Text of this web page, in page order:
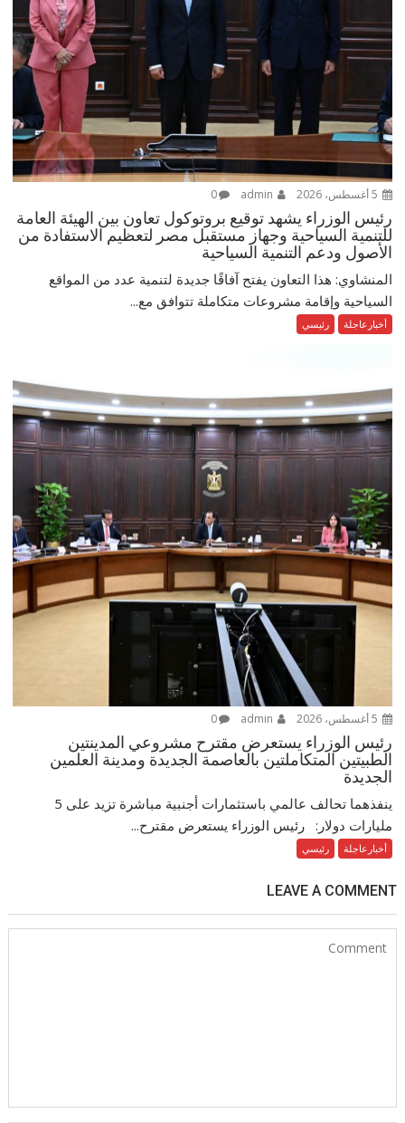
0
رئيس الوزراء يشهد توقيع بروتوكول تعاون بين الهيئة العامة
للتنمية السياحية وجهاز مستقبل مصر لتعظيم الاستفادة من
الأصول ودعم التنمية السياحية
المنشاوي: هذا التعاون يفتح آفاقًا جديدة لتنمية عدد من المواقع
السياحية وإقامة مشروعات متكاملة تتوافق مع...
أخبارعاجلة رئيسي
0
رئيس الوزراء يستعرض مقترح مشروعي المدينتين
الطبيتين المتكاملتين بالعاصمة الجديدة ومدينة العلمين
الجديدة
ينفذهما تحالف عالمي باستثمارات أجنبية مباشرة تزيد على 5
مليارات دولار: رئيس الوزراء يستعرض مقترح...
أخبارعاجلة رئيسي
LEAVE A COMMENT